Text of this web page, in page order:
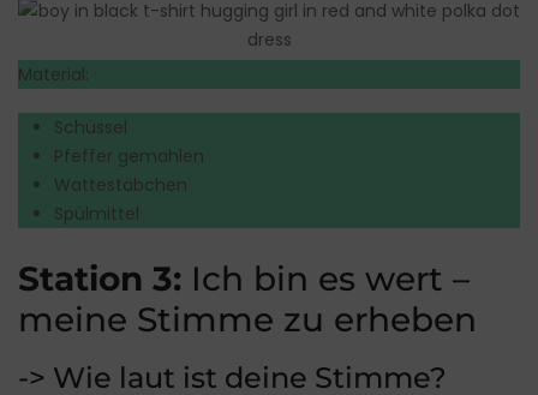
Material:
Schüssel
Pfeffer gemahlen
Wattestäbchen
Spülmittel
Station 3: Ich bin es wert –
meine Stimme zu erheben
-> Wie laut ist deine Stimme?